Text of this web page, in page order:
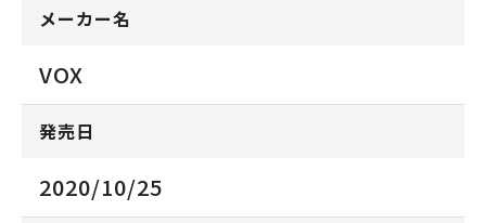
メーカー名
VOX
発売日
2020/10/25